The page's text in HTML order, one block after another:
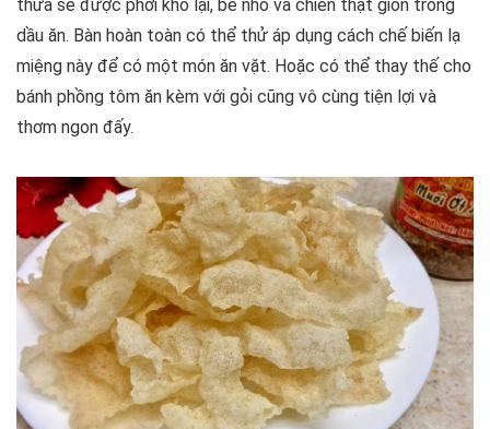
thừa sẽ được phơi khô lại, bẻ nhỏ và chiên thật giòn trong
dầu ăn. Bàn hoàn toàn có thể thử áp dụng cách chế biến lạ
miệng này để có một món ăn vặt. Hoặc có thể thay thế cho
bánh phồng tôm ăn kèm với gỏi cũng vô cùng tiện lợi và
thơm ngon đấy.